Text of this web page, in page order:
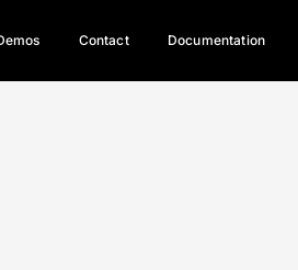
式成第17個原住民族、立院電競
光電場回
Contact Documentation